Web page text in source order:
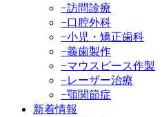
−訪問診療
−口腔外科
−小児・矯正歯科
−義歯製作
−マウスピース作製
−レーザー治療
−顎関節症
新着情報